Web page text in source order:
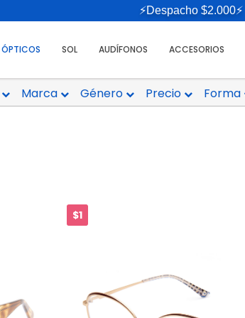
⚡Despacho $2.000⚡
ÓPTICOS SOL AUDÍFONOS ACCESORIOS
Marca Género Precio Forma
$1